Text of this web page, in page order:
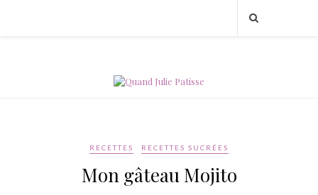
RECETTES RECETTES SUCRÉES
Mon gâteau Mojito